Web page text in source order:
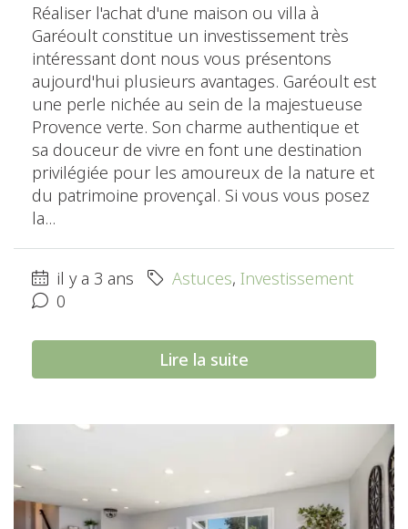
Réaliser l'achat d'une maison ou villa à
Garéoult constitue un investissement très
intéressant dont nous vous présentons
aujourd'hui plusieurs avantages. Garéoult est
une perle nichée au sein de la majestueuse
Provence verte. Son charme authentique et
sa douceur de vivre en font une destination
privilégiée pour les amoureux de la nature et
du patrimoine provençal. Si vous vous posez
la...
il y a 3 ans Astuces, Investissement
0
Lire la suite